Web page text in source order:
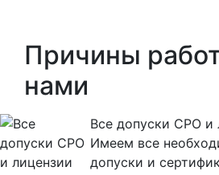
Причины
нами
Все допуски СРО и
Имеем все
допуски и